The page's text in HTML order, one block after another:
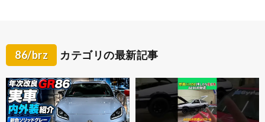
86/brz カテゴリの最新記事